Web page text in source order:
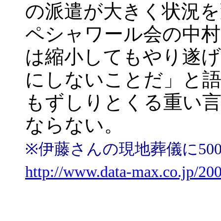
の派遣が大きく状況
ペシャワール会の中
は縮小してもやり遂
にしないことだ」と
もずしりとくる重い
ならない。
※伊藤さんの現地葬儀に
http://www.data-max.co.jp/